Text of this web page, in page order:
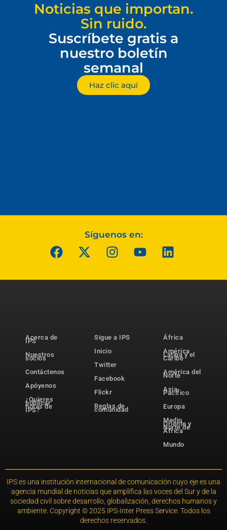
Noticias que importan.
Sin ruido.
Suscríbete gratis a
nuestro boletín
semanal
Haz clic aquí
Síguenos en:
Acerca de
IPS
Nuestros
socios
Contáctenos
Apóyenos
¿Quieres
publicar
notas de
IPS?
Sigue a IPS
Inicio
Twitter
Facebook
Flickr
Reglas de
comunidad
África
América
Latina y el
Caribe
América del
Norte
Asia-
Pacífico
Europa
Medio
Oriente y
Norte de
África
Mundo
IPS es una institución internacional de comunicación cuyo eje es una
agencia mundial de noticias que amplifica las voces del Sur y de la
sociedad civil sobre desarrollo, globalización, derechos humanos y
ambiente. Copyright © 2025 IPS-Inter Press Service. Todos los
derechos reservados.